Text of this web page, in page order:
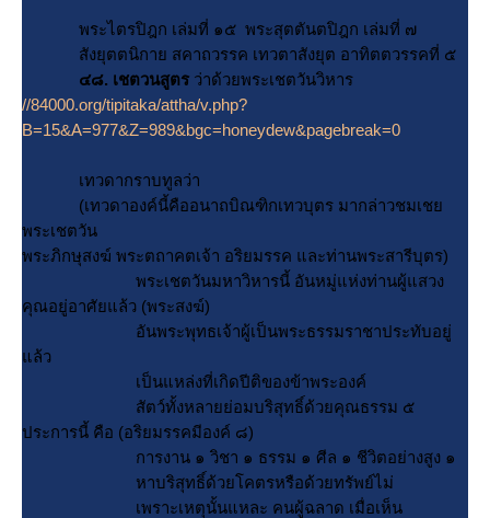
พระไตรปิฎก เล่มที่ ๑๕ พระสุตตันตปิฎก เล่มที่ ๗
สังยุตตนิกาย สคาถวรรค เทวตาสังยุต อาทิตตวรรคที่ ๕
๔๘. เชตวนสูตร ว่าด้วยพระเชตวันวิหาร
//84000.org/tipitaka/attha/v.php?
B=15&A=977&Z=989&bgc=honeydew&pagebreak=0
เทวดากราบทูลว่า
(เทวดาองค์นี้คืออนาถบิณฑิกเทวบุตร มากล่าวชมเช
พระเชตวัน
พระภิกษุสงฆ์ พระตถาคตเจ้า อริยมรรค และท่านพระสารีบุตร)
พระเชตวันมหาวิหารนี้ อันหมู่แห่งท่านผู้แสวง
คุณอยู่อาศัยแล้ว (พระสงฆ์)
อันพระพุทธเจ้าผู้เป็นพระธรรมราชาประทับอยู่
ล้ว
เป็นแหล่งที่เกิดปีติของข้าพระองค์
สัตว์ทั้งหลายย่อมบริสุทธิ์ด้วยคุณธรรม ๕
ประการนี้ คือ (อริยมรรคมีองค์ ๘)
การงาน ๑ วิชา ๑ ธรรม ๑ ศีล ๑ ชีวิตอย่างสูง ๑
หาบริสุทธิ์ด้วยโคตรหรือด้วยทรัพย์ไม่
เพราะเหตุนั้นแหละ คนผู้ฉลาด เมื่อเห็น